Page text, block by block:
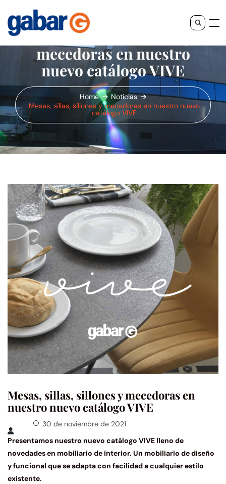
Mesas, sillas, sillones y
mecedoras en nuestro
nuevo catálogo VIVE
Home
Noticias
Mesas, sillas, sillones y mecedoras en nuestro nuevo
catálogo VIVE
Mesas, sillas, sillones y mecedoras en
nuestro nuevo catálogo VIVE
30 de noviembre de 2021
Presentamos nuestro nuevo catálogo VIVE lleno de
novedades en mobiliario de interior. Un mobiliario de diseño
y funcional que se adapta con facilidad a cualquier estilo
existente.